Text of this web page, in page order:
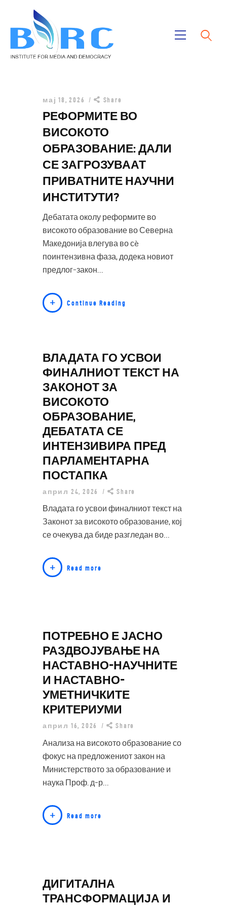
Проекти
За Нас
мај 18, 2026 Share
РЕФОРМИТЕ ВО
ВИСОКОТО
ОБРАЗОВАНИЕ: ДАЛИ
СЕ ЗАГРОЗУВААТ
ПРИВАТНИТЕ НАУЧНИ
ИНСТИТУТИ?
Дебатата околу реформите во
високото образование во Северна
Македонија влегува во сè
поинтензивна фаза, додека новиот
предлог-закон…
Continue Reading
ВЛАДАТА ГО УСВОИ
ФИНАЛНИОТ ТЕКСТ НА
ЗАКОНОТ ЗА
ВИСОКОТО
ОБРАЗОВАНИЕ,
ДЕБАТАТА СЕ
ИНТЕНЗИВИРА ПРЕД
ПАРЛАМЕНТАРНА
ПОСТАПКА
април 24, 2026 Share
Владата го усвои финалниот текст на
Законот за високото образование, кој
се очекува да биде разгледан во…
Read more
ПОТРЕБНО Е ЈАСНО
РАЗДВОЈУВАЊЕ НА
НАСТАВНО-НАУЧНИТЕ
И НАСТАВНО-
УМЕТНИЧКИТЕ
КРИТЕРИУМИ
април 16, 2026 Share
Анализа на високото образование со
фокус на предложениот закон на
Министерството за образование и
наука Проф. д-р…
Read more
ДИГИТАЛНА
ТРАНСФОРМАЦИЈА И